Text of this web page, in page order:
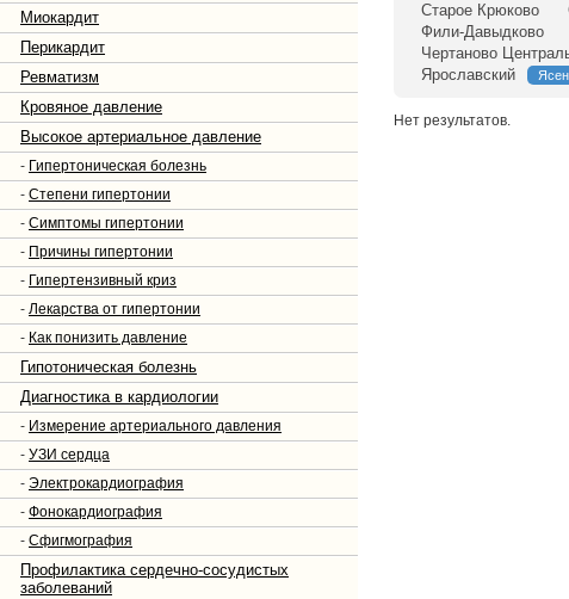
Миокардит
Перикардит
Ревматизм
Кровяное давление
Высокое артериальное давление
- Гипертоническая болезнь
- Степени гипертонии
- Симптомы гипертонии
- Причины гипертонии
- Гипертензивный криз
- Лекарства от гипертонии
- Как понизить давление
Гипотоническая болезнь
Диагностика в кардиологии
- Измерение артериального давления
- УЗИ сердца
- Электрокардиография
- Фонокардиография
- Сфигмография
Профилактика сердечно-сосудистых
заболеваний
Старое Крюково
Фили-Давыдково
Чертаново
Ярославский
Нет результатов.